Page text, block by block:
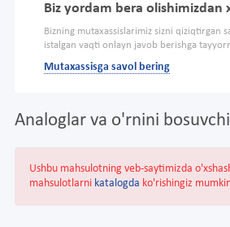
Biz yordam bera olishimizdan
Bizning mutaxassislarimiz sizni qiziqtirgan
istalgan vaqti onlayn javob berishga
Mutaxassisga savol bering
Analoglar va o'rnini
Ushbu mahsulotning veb-saytimizda
mahsulotlarni katalogda ko'rishingiz